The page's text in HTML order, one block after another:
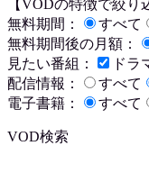
【VODの特徴で絞り
無料期間：
すべて
無料期間後の月額：
見たい番組：
ドラ
配信情報：
すべて
電子書籍：
すべて
VOD検索